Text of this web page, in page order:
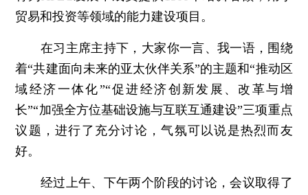
贸易和投资等领域的能力建设项目。
在习主席主持下，大家你一言、我一语，围绕
着“共建面向未来的亚太伙伴关系”的主题和“推动区
域经济一体化”“促进经济创新发展、改革与增
长”“加强全方位基础设施与互联互通建设”三项重点
议题，进行了充分讨论，气氛可以说是热烈而友
好。
经过上午、下午两个阶段的讨论，会议取得了